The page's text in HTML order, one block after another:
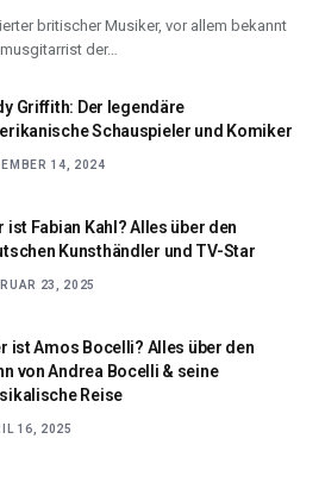
britischer Musiker, vor allem bekannt
der…
Griffith: Der legendäre
Schauspieler und Komiker
14, 2024
ist Fabian Kahl? Alles über den
Kunsthändler und TV-Star
23, 2025
ist Amos Bocelli? Alles über den
von Andrea Bocelli & seine
Reise
16, 2025